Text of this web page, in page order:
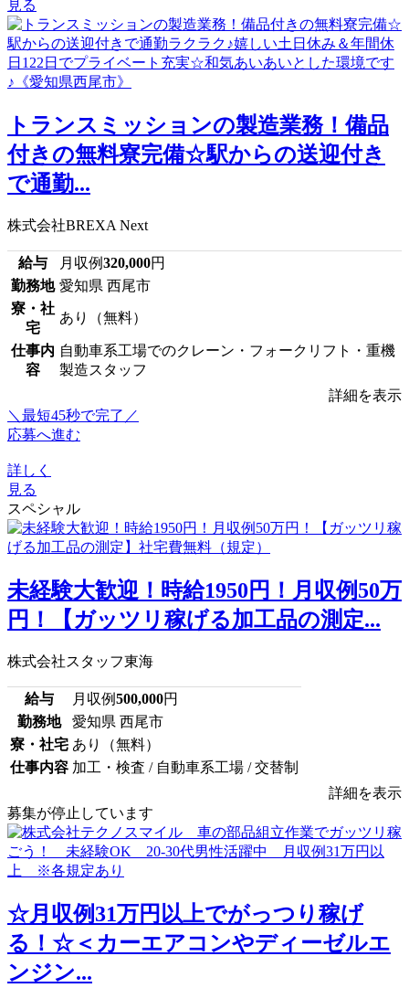
見る
トランスミッションの製造業務！備品
付きの無料寮完備☆駅からの送迎付き
で通勤...
株式会社BREXA Next
給与 月収例320,000円
勤務地 愛知県 西尾市
寮・社
宅
あり（無料）
仕事内
容
自動車系工場でのクレーン・フォークリフト・重機
製造スタッフ
詳細を表示
＼最短45秒で完了／
応募へ進む
詳しく
見る
スペシャル
未経験大歓迎！時給1950円！月収例50万
円！【ガッツリ稼げる加工品の測定...
株式会社スタッフ東海
給与 月収例500,000円
勤務地
愛知県 西尾市
寮・社宅 あり（無料）
仕事内容 加工・検査 / 自動車系工場 / 交替制
詳細を表示
募集が停止しています
☆月収例31万円以上でがっつり稼げ
る！☆＜カーエアコンやディーゼルエ
ンジン...